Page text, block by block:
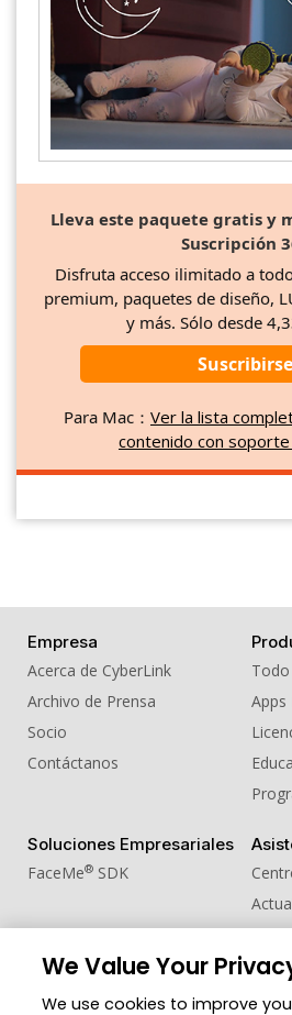
Lleva este paquete gratis y
Suscripción
Disfruta acceso ilimitado a
premium, paquetes de diseño,
y más. Sólo desde
Suscribirse
Para Mac： Ver la lista
contenido con soporte
Empresa
Acerca de CyberLink
Archivo de Prensa
Socio
Contáctanos
Apps
Soluciones Empresariales
FaceMe® SDK
We Value Your
We use cookies to improve